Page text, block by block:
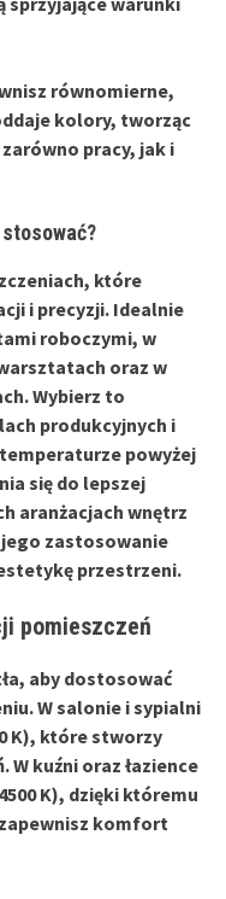
równomierne,
kolory, tworząc
pracy, jak i
które
i precyzji. Idealnie
roboczymi, w
oraz w
Wybierz to
produkcyjnych i
powyżej
się do lepszej
aranżacjach wnętrz
zastosowanie
przestrzeni.
pomieszczeń
aby dostosować
Wsalonie isypialni
K), które stworzy
W kuźni oraz łazience
K), dzięki któremu
komfort